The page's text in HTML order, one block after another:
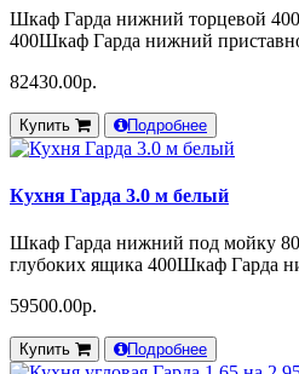
Шкаф Гарда нижний торцевой
400Шкаф Гарда нижний
82430.00р.
Купить Подробнее
Кухня Гарда 3.0 м белый
Шкаф Гарда нижний под мойку
глубоких ящика 400Шкаф Гарда
59500.00р.
Купить Подробнее